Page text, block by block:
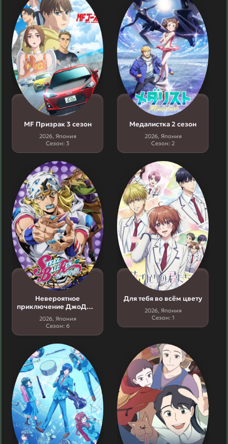
MF Призрак 3 сезон
2026, Япония
Сезон: 3
Медалистка 2 сезон
2026, Япония
Сезон: 2
Невероятное
приключение ДжоДжо:
Гонка «Стальной шар» 6
сезон
2026, Япония
Сезон: 6
Для тебя во всём цвету
2026, Япония
Сезон: 1